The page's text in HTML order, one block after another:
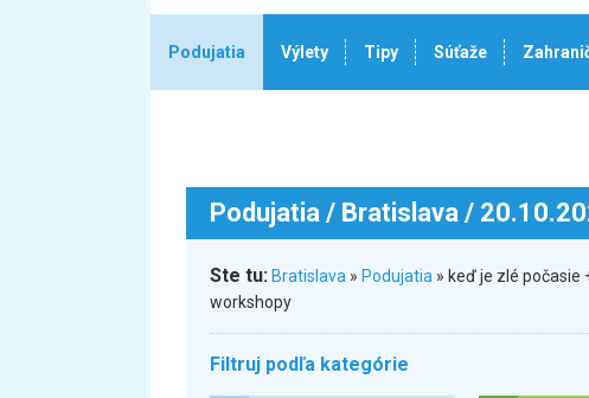
Podujatia Výlety Tipy Súťaže
Podujatia / Bratislava /
Ste tu: Bratislava » Podujatia » keď je zlé počasie
workshopy
Filtruj podľa kategórie